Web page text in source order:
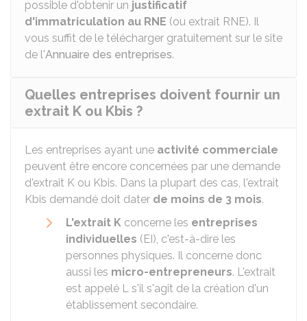
possible d'obtenir un justificatif
d'immatriculation au RNE (ou extrait RNE). Il
vous suffit de le télécharger gratuitement sur le site
de l'Annuaire des entreprises.
Quelles entreprises doivent fournir un
extrait K ou Kbis ?
Les entreprises ayant une activité commerciale
peuvent être encore concernées par une demande
d'extrait K ou Kbis. Dans la plupart des cas, l'extrait
Kbis demandé doit dater de moins de 3 mois.
L'extrait K concerne les entreprises
individuelles (EI), c'est-à-dire les
personnes physiques. Il concerne donc
aussi les micro-entrepreneurs. L'extrait
est appelé L s'il s'agit de la création d'un
établissement secondaire.